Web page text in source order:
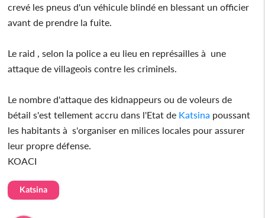
crevé les pneus d'un véhicule blindé en blessant un officier
avant de prendre la fuite.
Le raid , selon la police a eu lieu en représailles à une
attaque de villageois contre les criminels.
Le nombre d'attaque des kidnappeurs ou de voleurs de
bétail s'est tellement accru dans l'Etat de Katsina poussant
les habitants à s'organiser en milices locales pour assurer
leur propre défense.
KOACI
Katsina